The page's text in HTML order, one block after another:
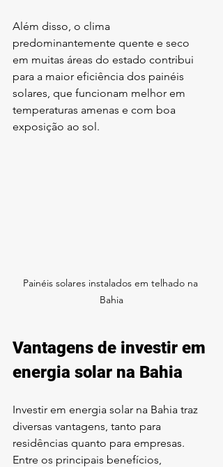
Além disso, o clima
predominantemente quente e seco
em muitas áreas do estado contribui
para a maior eficiência dos painéis
solares, que funcionam melhor em
temperaturas amenas e com boa
exposição ao sol.
Painéis solares instalados em telhado na
Bahia
Vantagens de investir em
energia solar na Bahia
Investir em energia solar na Bahia traz
diversas vantagens, tanto para
residências quanto para empresas.
Entre os principais benefícios,